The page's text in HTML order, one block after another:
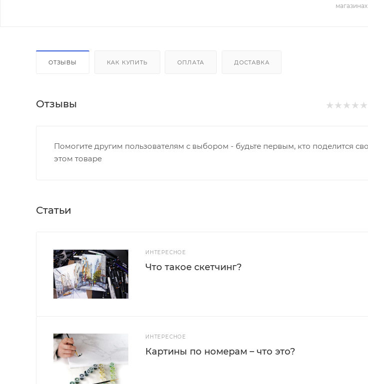
магазинах
ОТЗЫВЫ КАК КУПИТЬ ОПЛАТА ДОСТАВКА
Отзывы
Помогите другим пользователям с выбором - будьте первым, кто поделится
этом товаре
Статьи
ИНТЕРЕСНОЕ
Что такое скетчинг?
ИНТЕРЕСНОЕ
Картины по номерам – что это?